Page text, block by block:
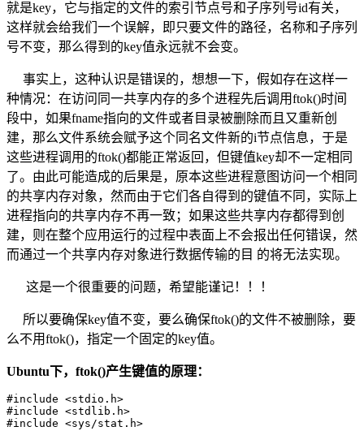
就是key，它与指定的文件的索引节点号和子序列号id有关，
这样就会给我们一个误解，即只要文件的路径，名称和子序列
号不变，那么得到的key值永远就不会变。
事实上，这种认识是错误的，想想一下，假如存在这样一
种情况：在访问同一共享内存的多个进程先后调用ftok()时间
段中，如果fname指向的文件或者目录被删除而且又重新创
建，那么文件系统会赋予这个同名文件新的i节点信息，于是
这些进程调用的ftok()都能正常返回，但键值key却不一定相同
了。由此可能造成的后果是，原本这些进程意图访问一个相同
的共享内存对象，然而由于它们各自得到的键值不同，实际上
进程指向的共享内存不再一致；如果这些共享内存都得到创
建，则在整个应用运行的过程中表面上不会报出任何错误，然
而通过一个共享内存对象进行数据传输的目 的将无法实现。
这是一个很重要的问题，希望能谨记！！！
所以要确保key值不变，要么确保ftok()的文件不被删除，要
么不用ftok()，指定一个固定的key值。
Ubuntu下，ftok()产生键值的原理：
#include <stdio.h>
#include <stdlib.h>
#include <sys/stat.h>